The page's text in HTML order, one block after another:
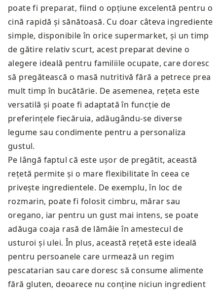
poate fi preparat, fiind o opțiune excelentă pentru o
cină rapidă și sănătoasă. Cu doar câteva ingrediente
simple, disponibile în orice supermarket, și un timp
de gătire relativ scurt, acest preparat devine o
alegere ideală pentru familiile ocupate, care doresc
să pregătească o masă nutritivă fără a petrece prea
mult timp în bucătărie. De asemenea, rețeta este
versatilă și poate fi adaptată în funcție de
preferințele fiecăruia, adăugându-se diverse
legume sau condimente pentru a personaliza
gustul.
Pe lângă faptul că este ușor de pregătit, această
rețetă permite și o mare flexibilitate în ceea ce
privește ingredientele. De exemplu, în loc de
rozmarin, poate fi folosit cimbru, mărar sau
oregano, iar pentru un gust mai intens, se poate
adăuga coaja rasă de lămâie în amestecul de
usturoi și ulei. În plus, această rețetă este ideală
pentru persoanele care urmează un regim
pescatarian sau care doresc să consume alimente
fără gluten, deoarece nu conține niciun ingredient